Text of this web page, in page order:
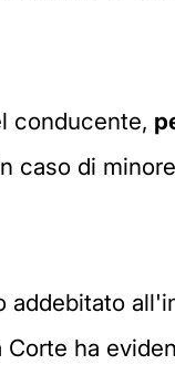
conducente,
caso di
addebitato
Corte ha